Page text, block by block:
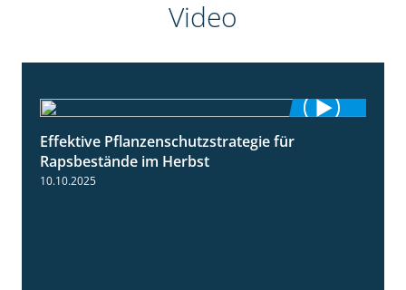
Video
Effektive Pflanzenschutzstrategie für
Rapsbestände im Herbst
10.10.2025